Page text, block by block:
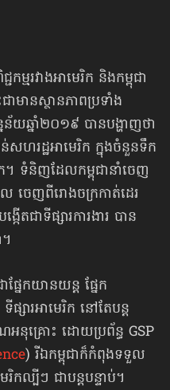
មរវាងអាមេរិក និងកម្ពុជា
មាន​ស្ថានភាព​ប្រទាំង​
យឆ្នាំ២០១៩ បានបង្ហាញថា
ហរដ្ឋ​អាមេរិក ក្នុងចំនួនទឹក
។ ទំនិញដែលកម្ពុជា​នាំចេញ​
ចេញពី​រោងចក្រកាត់ដេរ
ត​ជាទីផ្សារ​ការងារ បាន
នែកយានយន្ត ផ្នែក
សារអាមេរិក នៅតែ​បន្ត​
នុគ្រោះ ដោយប្រព័ន្ធ GSP
) រីឯកម្ពុជា​ក៏កំពុង​ទទួល​
ល្បីៗ ជាបន្តបន្ទាប់។